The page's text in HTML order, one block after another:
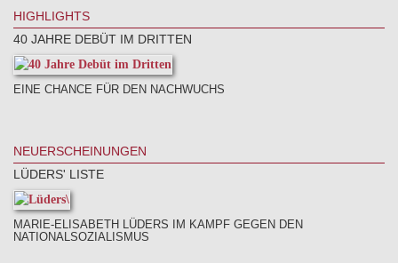
HIGHLIGHTS
40 JAHRE DEBÜT IM DRITTEN
EINE CHANCE FÜR DEN NACHWUCHS
NEUERSCHEINUNGEN
LÜDERS' LISTE
MARIE-ELISABETH LÜDERS IM KAMPF GEGEN DEN
NATIONALSOZIALISMUS